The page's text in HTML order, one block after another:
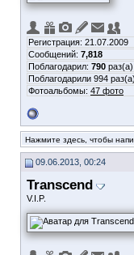
Регистрация: 21.07.2009
Сообщений: 7,818
Поблагодарил: 790 раз(а)
Поблагодарили 994 раз(а)
Фотоальбомы: 47 фото
Нажмите здесь, чтобы
09.06.2013, 00:24
Transcend
V.I.P.